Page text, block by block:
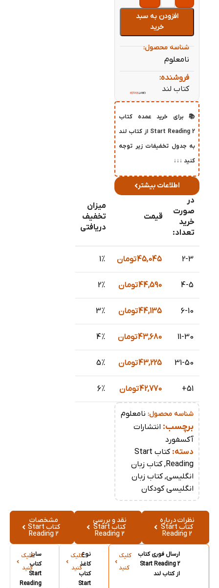
افزودن به سبد
خرید
شناسه محصول:
نامعلوم
فروشنده:
کتاب لند
📚 برای خرید عمده کتاب
Start Reading 2 از کتاب لند
به جدول تخفیفات زیر توجه
کنید ↓↓↓
اطلاعات بیشتر
در
صورت
خرید
تعداد:
قیمت
میزان
تخفیف
دریافتی
2-3
45,045تومان 1%
4-5
44,590تومان 2%
6-10
44,135تومان 3%
11-30
43,680تومان 4%
31-50
43,225تومان 5%
51+
42,770تومان 6%
دسته:
کتاب Start
Reading
, کتاب زبان
انگلیسی, کتاب زبان
انگلیسی کودکان
برچسب: انتشارات
آکسفورد
شناسه محصول: نامعلوم
نظرات درباره
کتاب Start
Reading 2
نقد و بررسی
کتاب Start
Reading 2
مشخصات
کتاب Start
Reading 2
ارسال فوری کتاب
Start Reading 2
از کتاب لند
کلیک
کنید
نوع
کاغذ
کتاب
Start
کلیک
کنید
سایز
کتاب
Start
Reading
کلیک
کنید